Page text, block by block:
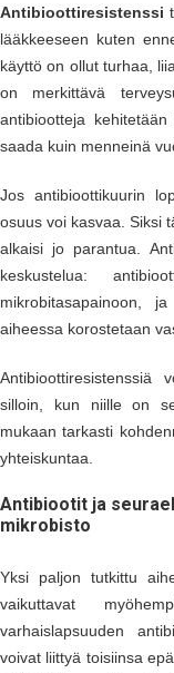
Antibioottiresistenssi
lääkkeeseen kuten
käyttö on ollut turhaa,
on merkittävä
antibiootteja
saada kuin menneinä
Jos antibioottikuurin
osuus voi kasvaa. Siksi
alkaisi jo parantua.
keskustelua:
mikrobitasapainoon,
aiheessa korostetaan
Antibioottiresistenssiä
silloin, kun niille on
mukaan tarkasti
yhteiskuntaa.
Antibiootit ja
mikrobisto
Yksi paljon tutkittu
vaikuttavat
varhaislapsuuden
voivat liittyä toisiinsa